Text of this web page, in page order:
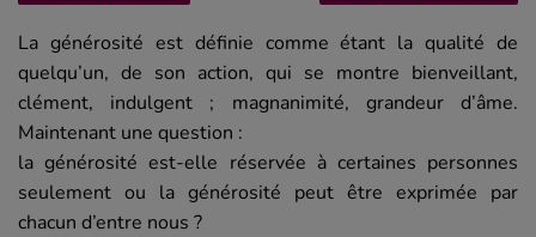
La générosité est définie comme étant la qualité de
quelqu’un, de son action, qui se montre bienveillant,
clément, indulgent ; magnanimité, grandeur d’âme.
Maintenant une question :
la générosité est-elle réservée à certaines personnes
seulement ou la générosité peut être exprimée par
chacun d’entre nous ?